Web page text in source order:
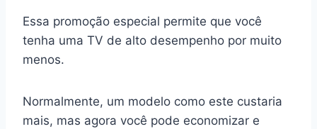
Essa promoção especial permite que você
tenha uma TV de alto desempenho por muito
menos.
Normalmente, um modelo como este custaria
mais, mas agora você pode economizar e